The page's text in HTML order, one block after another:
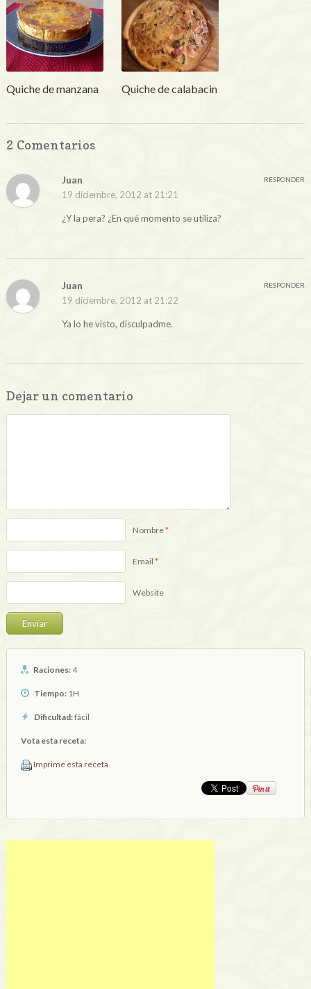
Quiche de manzana Quiche de calabacin
2 Comentarios
Juan
19 diciembre, 2012 at 21:21
¿Y la pera? ¿En qué momento se utiliza?
RESPONDER
Juan
19 diciembre, 2012 at 21:22
Ya lo he visto, disculpadme.
RESPONDER
Dejar un comentario
Nombre*
Email *
Website
Raciones:4
Tiempo:1H
Dificultad:fácil
Vota esta receta:
Imprime esta receta